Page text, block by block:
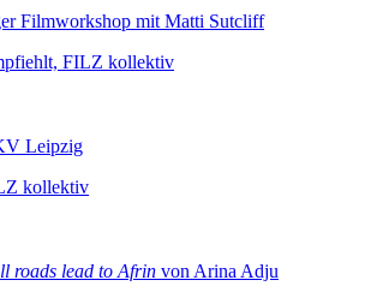
Filmworkshop mit Matti Sutcliff
FILZ kollektiv
Leipzig
kollektiv
roads lead to Afrin von Arina Adju